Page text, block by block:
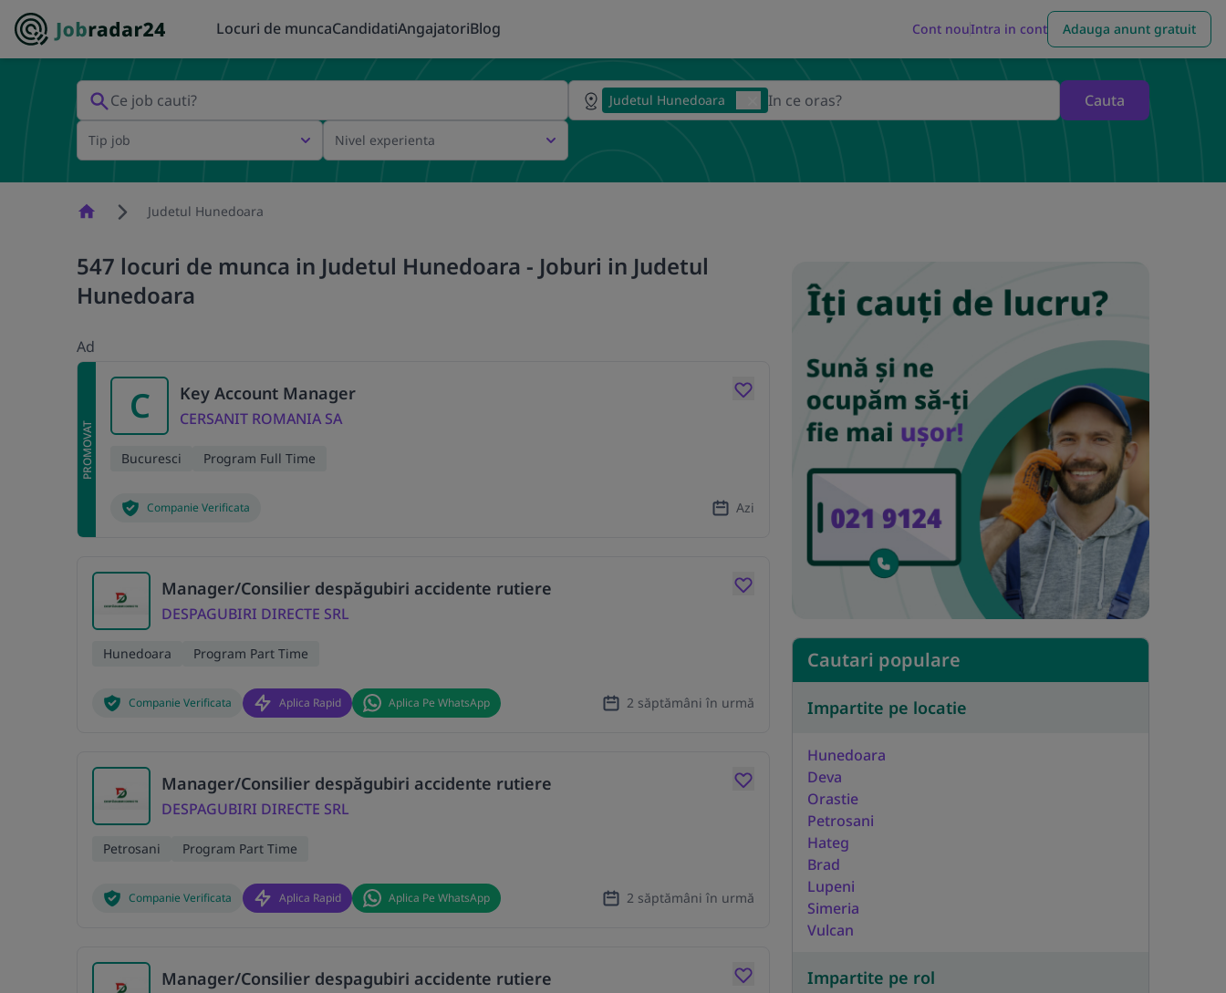
Locuri de muncaCandidatiAngajatoriBlog Cont nouIntra in cont Adauga anunt gratuit
Judetul Hunedoara Cauta
Tip job Nivel experienta
HomepageJudetul Hunedoara
547 locuri de munca in Judetul Hunedoara - Joburi in Judetul
Hunedoara
Ad
PROMOVAT
C Key Account Manager
CERSANIT ROMANIA SA
Bucuresci Program Full Time
Companie Verificata Azi
Manager/Consilier despăgubiri accidente rutiere
DESPAGUBIRI DIRECTE SRL
Hunedoara Program Part Time
Companie Verificata Aplica Rapid Aplica Pe WhatsApp 2 săptămâni în urmă
Manager/Consilier despăgubiri accidente rutiere
DESPAGUBIRI DIRECTE SRL
Petrosani Program Part Time
Companie Verificata Aplica Rapid Aplica Pe WhatsApp 2 săptămâni în urmă
Manager/Consilier despagubiri accidente rutiere
Cautari populare
Impartite pe locatie
Hunedoara
Deva
Orastie
Petrosani
Hateg
Brad
Lupeni
Simeria
Vulcan
Impartite pe rol